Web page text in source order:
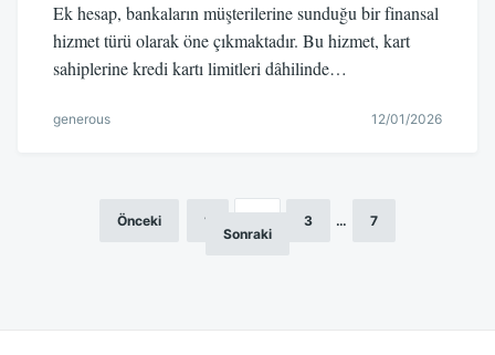
Ek hesap, bankaların müşterilerine sunduğu bir finansal
hizmet türü olarak öne çıkmaktadır. Bu hizmet, kart
sahiplerine kredi kartı limitleri dâhilinde…
generous 12/01/2026
Önceki 1 3 …
7
Sonraki